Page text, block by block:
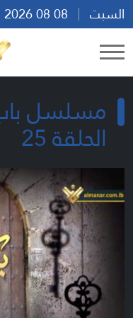
السبت
08:44
الحلقة 25